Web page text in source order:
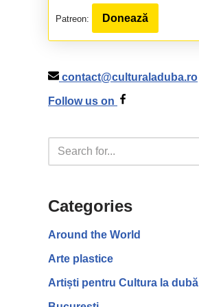
Patreon: Donează
contact@culturaladuba.ro
Follow us on
Categories
Around the World
Arte plastice
Artiști pentru Cultura la dubă